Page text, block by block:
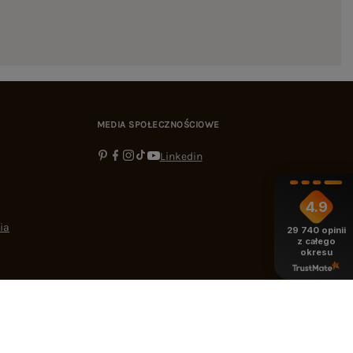
MEDIA SPOŁECZNOŚCIOWE
Linkedin
4.9
29 740 opinii
z całego
okresu